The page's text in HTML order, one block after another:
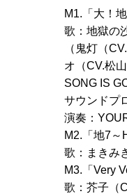
M1.「大！
歌：地獄の
（鬼灯（
オ（CV.松
SONG IS
サウンドプ
演奏：
M2.「地7～
歌：まきみ
M3.「Very
歌：芥子（